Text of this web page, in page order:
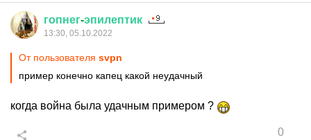
гопнег-эпилептик
13:30, 05.10.2022
От пользователя svpn
пример конечно капец какой неудачный
когда война была удачным примером ?
0